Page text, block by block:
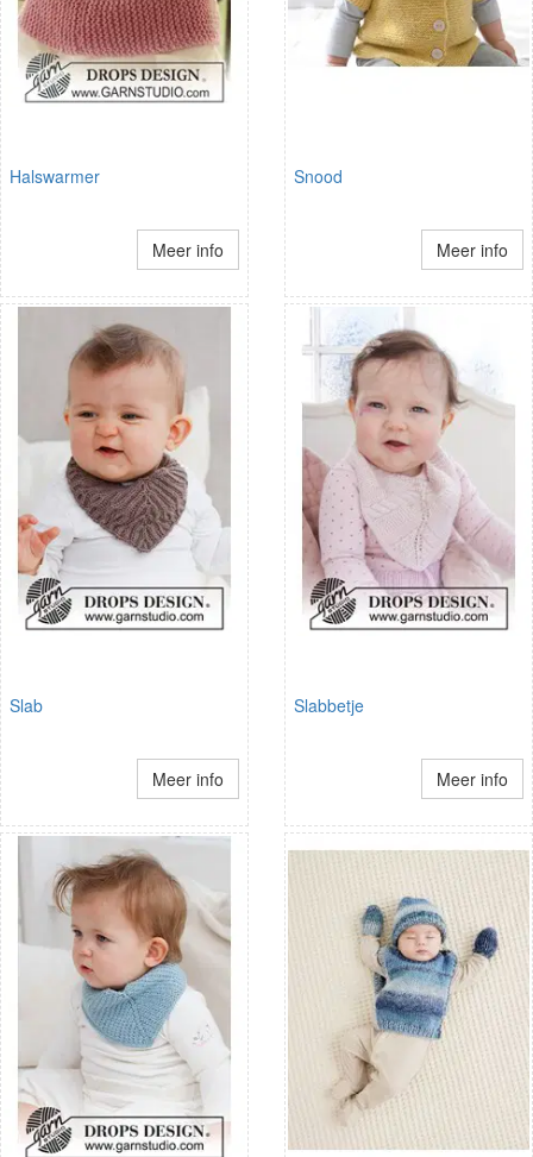
Halswarmer
Meer info
Snood
Meer info
Slab
Meer info
Slabbetje
Meer info